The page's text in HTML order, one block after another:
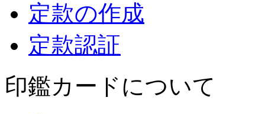
定款の作成
定款認証
印鑑カードについて